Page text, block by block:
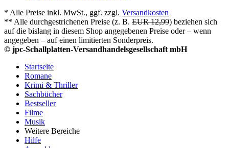
* Alle Preise inkl. MwSt., ggf. zzgl. Versandkosten
** Alle durchgestrichenen Preise (z. B. EUR 12,99) beziehen sich
auf die bislang in diesem Shop angegebenen Preise oder – wenn
angegeben – auf einen limitierten Sonderpreis.
© jpc-Schallplatten-Versandhandelsgesellschaft mbH
Startseite
Romane
Krimi & Thriller
Sachbücher
Bestseller
Filme
Musik
Weitere Bereiche
Hilfe